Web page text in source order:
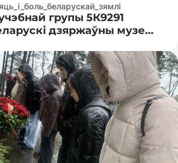
групы 5К9291
дзяржаўны музей
лекцыя «Корпус
як інструмент
народа»